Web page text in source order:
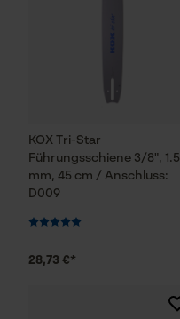
KOX Tri-Star
Führungsschiene 3/8", 1.5
mm, 45 cm / Anschluss:
D009
28,73 €*